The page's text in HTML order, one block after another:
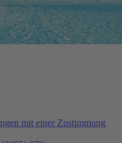
mit einer Zustimmung